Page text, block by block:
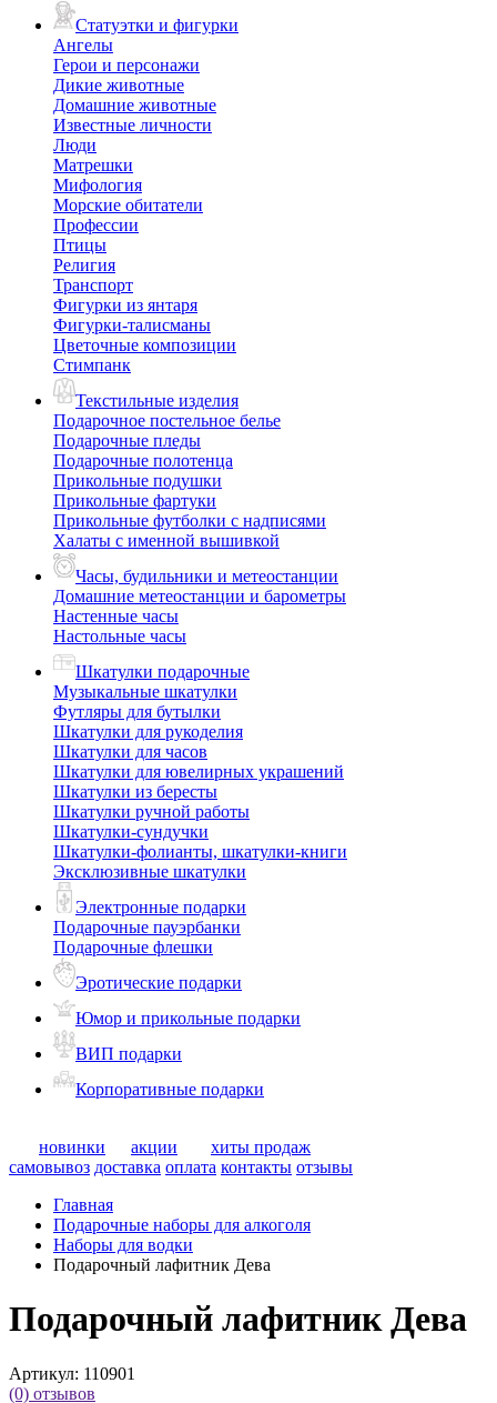
Статуэтки и фигурки
Ангелы
Герои и персонажи
Дикие животные
Домашние животные
Известные личности
Люди
Матрешки
Мифология
Морские обитатели
Профессии
Птицы
Религия
Транспорт
Фигурки из янтаря
Фигурки-талисманы
Цветочные композиции
Стимпанк
Текстильные изделия
Подарочное постельное белье
Подарочные пледы
Подарочные полотенца
Прикольные подушки
Прикольные фартуки
Прикольные футболки с надписями
Халаты с именной вышивкой
Часы, будильники и метеостанции
Домашние метеостанции и барометры
Настенные часы
Настольные часы
Шкатулки подарочные
Музыкальные шкатулки
Футляры для бутылки
Шкатулки для рукоделия
Шкатулки для часов
Шкатулки для ювелирных украшений
Шкатулки из бересты
Шкатулки ручной работы
Шкатулки-сундучки
Шкатулки-фолианты, шкатулки-книги
Эксклюзивные шкатулки
Электронные подарки
Подарочные пауэрбанки
Подарочные флешки
Эротические подарки
Юмор и прикольные подарки
ВИП подарки
Корпоративные подарки
новинки акции
хиты продаж
самовывоз доставка оплата контакты отзывы
Главная
Подарочные наборы для алкоголя
Наборы для водки
Подарочный лафитник Дева
Подарочный лафитник Дева
Артикул: 110901
(0) отзывов